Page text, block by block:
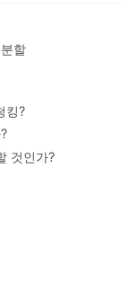
할
킹?
것인가?